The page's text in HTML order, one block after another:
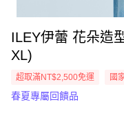
ILEY伊蕾 花朵造
XL)
超取滿NT$2,500免運 國
春夏專屬回饋品